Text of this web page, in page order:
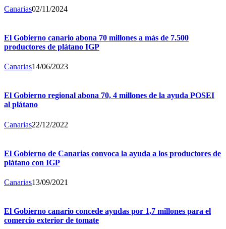
Canarias02/11/2024
El Gobierno canario abona 70 millones a más de 7.500
productores de plátano IGP
Canarias14/06/2023
El Gobierno regional abona 70, 4 millones de la ayuda POSEI
al plátano
Canarias22/12/2022
El Gobierno de Canarias convoca la ayuda a los productores de
plátano con IGP
Canarias13/09/2021
El Gobierno canario concede ayudas por 1,7 millones para el
comercio exterior de tomate